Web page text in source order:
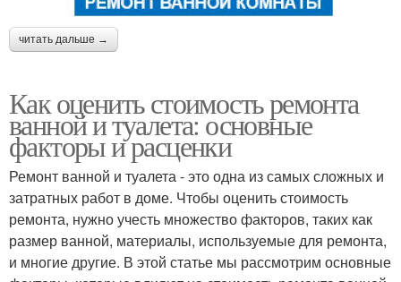
читать дальше →
Как оценить стоимость ремонта
ванной и туалета: основные
факторы и расценки
Ремонт ванной и туалета - это одна из самых сложных и
затратных работ в доме. Чтобы оценить стоимость
ремонта, нужно учесть множество факторов, таких как
размер ванной, материалы, используемые для ремонта,
и многие другие. В этой статье мы рассмотрим основные